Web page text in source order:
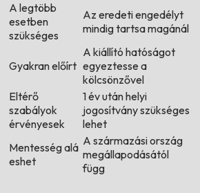
A legtöbb
esetben
szükséges
Az eredeti engedélyt
mindig tartsa magánál
Gyakran előírt
A kiállító hatóságot
egyeztesse a
kölcsönzővel
Eltérő
szabályok
érvényesek
1 év után helyi
jogosítvány szükséges
lehet
Mentesség alá
eshet
A származási ország
megállapodásától
függ